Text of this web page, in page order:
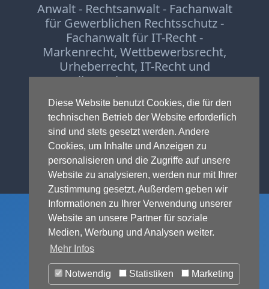
Diese Website benutzt Cookies, die für den
technischen Betrieb der Website erforderlich
sind und stets gesetzt werden. Andere
Cookies, um Inhalte und Anzeigen zu
personalisieren und die Zugriffe auf unsere
Website zu analysieren, werden nur mit Ihrer
Zustimmung gesetzt. Außerdem geben wir
Informationen zu Ihrer Verwendung unserer
Website an unsere Partner für soziale
Medien, Werbung und Analysen weiter.
Mehr Infos
Notwendig Statistiken Marketing
Anwalt - Rechtsanwalt - Fachanwalt
für Gewerblichen Rechtsschutz -
Fachanwalt für IT-Recht -
Markenrecht, Wettbewerbsrecht,
Urheberrecht, IT-Recht und
Onlinerecht,E-Commerce,
Designrecht
Medienrecht &
Presserecht,Datenschutzrechtund
Glücksspielrecht-Abmahnungund
Einstweilige Verfügung
© 1999-2026 - RA Michael Terhaag,
LL.M.